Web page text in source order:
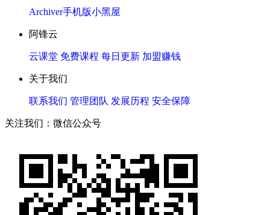
Archiver手机版小黑屋
阿锋云
云课堂 免费课程 每日更新 加盟赚钱
关于我们
联系我们 管理团队 发展历程 安全保障
关注我们：微信公众号